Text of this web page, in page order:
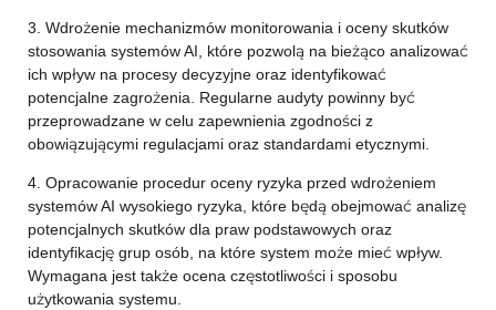
3. Wdrożenie mechanizmów monitorowania i oceny skutków
stosowania systemów AI, które pozwolą na bieżąco analizować
ich wpływ na procesy decyzyjne oraz identyfikować
potencjalne zagrożenia. Regularne audyty powinny być
przeprowadzane w celu zapewnienia zgodności z
obowiązującymi regulacjami oraz standardami etycznymi.
4. Opracowanie procedur oceny ryzyka przed wdrożeniem
systemów AI wysokiego ryzyka, które będą obejmować analizę
potencjalnych skutków dla praw podstawowych oraz
identyfikację grup osób, na które system może mieć wpływ.
Wymagana jest także ocena częstotliwości i sposobu
użytkowania systemu.